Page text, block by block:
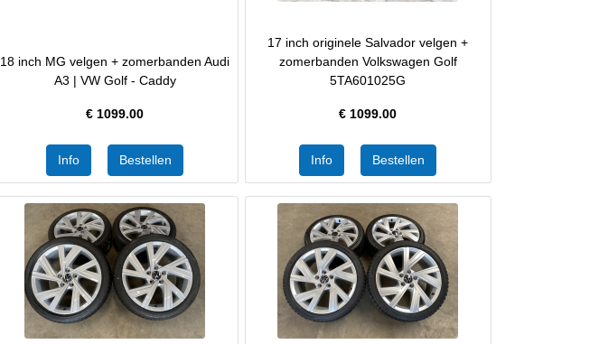
18 inch MG velgen + zomerbanden Audi
A3 | VW Golf - Caddy
€ 1099.00
17 inch originele Salvador velgen +
zomerbanden Volkswagen Golf
5TA601025G
€ 1099.00